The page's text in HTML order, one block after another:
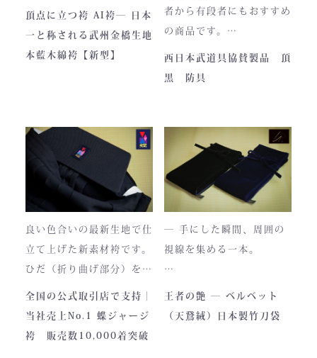
使い込むほどに色は落ち着
き、
あなただけの一着へと育っ
ていきます。
藍が変化していく時間ご
と、お楽しみください。
― 武州正藍染 × 熊本工
場製作 ―
日本国内でも袴を手がける
職人が数えるほどしかいな
い今、
この袴は、一針一針に魂を
込めて仕立てられた 日本
最高峰の逸品 です。
製作の地は、火の国・熊
頂点に立つ袴 AI袴― 日本
一と称される武州金橋生地
本藍木綿袴【新型】
者から有段者にもおすすめ
の商品です。
【商品内容】
・頂黒セット
西日本武道具協賛製品 頂
黒 防具
良い色合いの最新生地で仕
立て上げた新素材袴です。
ひだ（折り曲げ部分）を縫
い込んでありますので洗濯
しても崩れが少なく簡単に
折りたためます。
全国の公式取引店で支持｜
当社売上No.1 蝶ジャージ
袴 販売数10,000着突破
― 手にした瞬間、周囲の
視線を集める一本。
深く艶めくベルベットの光
沢。
王者の艶 ― ベルベット
（天鵞絨）日本製竹刀袋